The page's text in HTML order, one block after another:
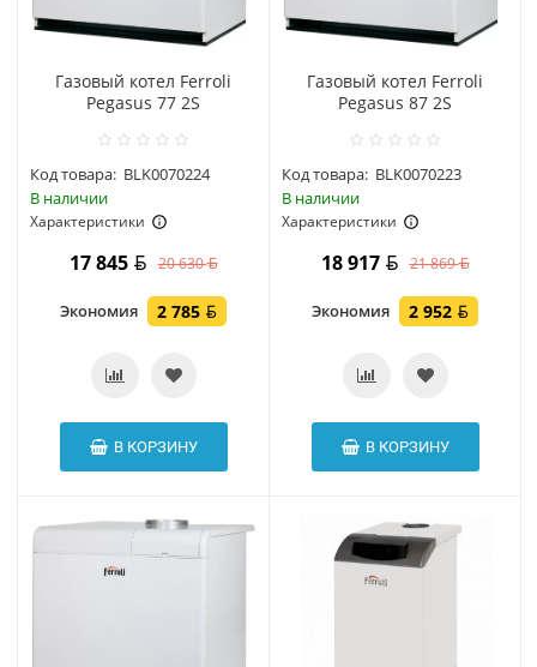
Газовый котел Ferroli
Pegasus 77 2S
Код товара: BLK0070224
В наличии
Характеристики
17 845 20 630
Экономия 2 785
В КОРЗИНУ
Газовый котел Ferroli
Pegasus 87 2S
Код товара: BLK0070223
В наличии
Характеристики
18 917 21 869
Экономия 2 952
В КОРЗИНУ